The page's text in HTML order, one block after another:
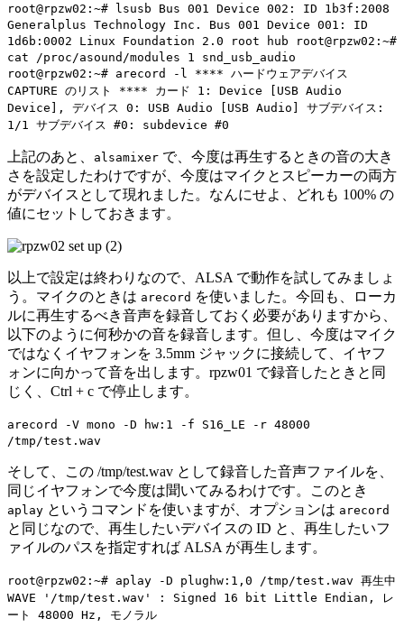
root@rpzw02:~# lsusb Bus 001 Device 002: ID 1b3f:2008
Generalplus Technology Inc. Bus 001 Device 001: ID
1d6b:0002 Linux Foundation 2.0 root hub root@rpzw02:~#
cat /proc/asound/modules 1 snd_usb_audio
root@rpzw02:~# arecord -l **** ハードウェアデバイス
CAPTURE のリスト **** カード 1: Device [USB Audio
Device], デバイス 0: USB Audio [USB Audio] サブデバイス:
1/1 サブデバイス #0: subdevice #0
上記のあと、 alsamixer で、今度は再生するときの音の大き
さを設定したわけですが、今度はマイクとスピーカーの両方
がデバイスとして現れました。なんにせよ、どれも 100% の
値にセットしておきます。
以上で設定は終わりなので、ALSA で動作を試してみましょ
う。マイクのときは arecord を使いました。今回も、ローカ
ルに再生するべき音声を録音しておく必要がありますから、
以下のように何秒かの音を録音します。但し、今度はマイク
ではなくイヤフォンを 3.5mm ジャックに接続して、イヤフ
ォンに向かって音を出します。rpzw01 で録音したときと同
じく、 Ctrl + c で停止します。
arecord -V mono -D hw:1 -f S16_LE -r 48000
/tmp/test.wav
そして、この /tmp/test.wav として録音した音声ファイルを、
同じイヤフォンで今度は聞いてみるわけです。このとき
aplay というコマンドを使いますが、オプションは arecord
と同じなので、再生したいデバイスの ID と、再生したいフ
ァイルのパスを指定すれば ALSA が再生します。
root@rpzw02:~# aplay -D plughw:1,0 /tmp/test.wav 再生中
WAVE '/tmp/test.wav' : Signed 16 bit Little Endian, レ
ート 48000 Hz, モノラル